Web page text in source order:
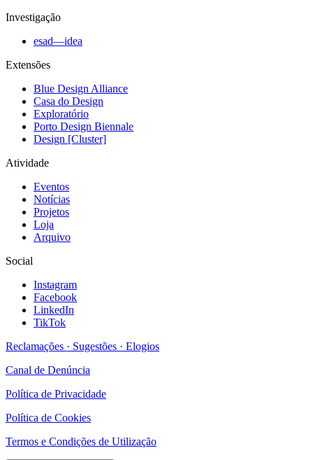
Investigação
esad—idea
Extensões
Blue Design Alliance
Casa do Design
Exploratório
Porto Design Biennale
Design [Cluster]
Atividade
Eventos
Notícias
Projetos
Loja
Arquivo
Social
Instagram
Facebook
LinkedIn
TikTok
Reclamações · Sugestões · Elogios
Canal de Denúncia
Política de Privacidade
Política de Cookies
Termos e Condições de Utilização